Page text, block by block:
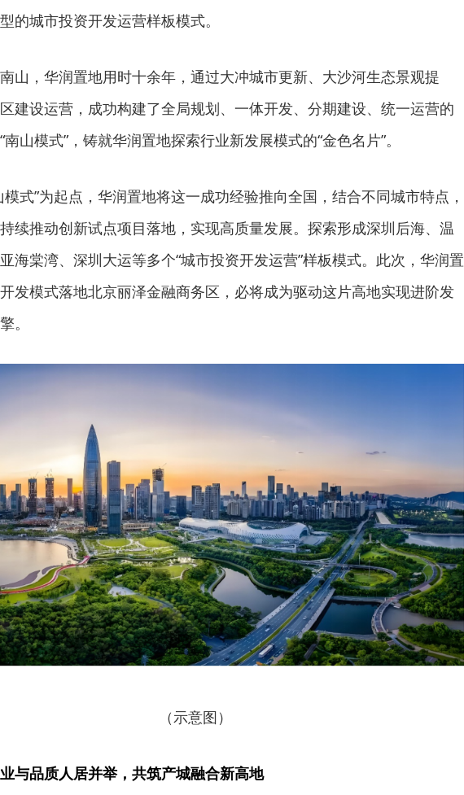
的城市投资开发运营样板模式。
山，华润置地用时十余年，通过大冲城市更新、大沙河生态景观提
建设运营，成功构建了全局规划、一体开发、分期建设、统一运营的
山模式”，铸就华润置地探索行业新发展模式的“金色名片”。
模式”为起点，华润置地将这一成功经验推向全国，结合不同城市特点，
续推动创新试点项目落地，实现高质量发展。探索形成深圳后海、温
海棠湾、深圳大运等多个“城市投资开发运营”样板模式。此次，华润置
发模式落地北京丽泽金融商务区，必将成为驱动这片高地实现进阶发
。
（示意图）
与品质人居并举，共筑产城融合新高地